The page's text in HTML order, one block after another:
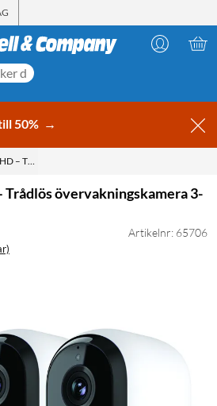
50% →
– TRÅDLÖS ÖVERVAKNINGSKAMERA 3-PACK
Trådlös övervakningskamera 3-
Artikelnr: 65706